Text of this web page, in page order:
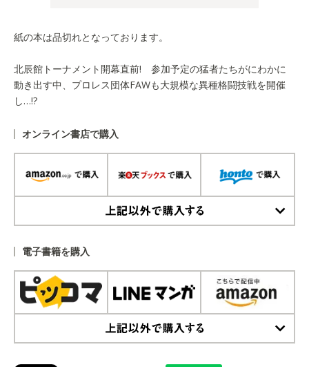
紙の本は品切れとなっております。
北辰館トーナメント開幕直前! 参加予定の猛者たちがにわかに
動き出す中、プロレス団体FAWも大規模な異種格闘技戦を開催
し…!?
オンライン書店で購入
電子書籍を購入